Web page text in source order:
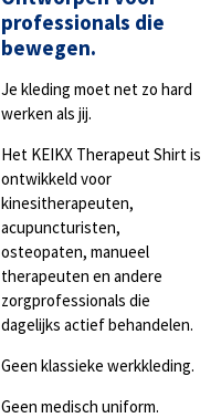
professionals die
bewegen.
Je kleding moet net zo hard
werken als jij.
Het KEIKX Therapeut Shirt is
ontwikkeld voor
kinesitherapeuten,
acupuncturisten,
osteopaten, manueel
therapeuten en andere
zorgprofessionals die
dagelijks actief behandelen.
Geen klassieke werkkleding.
Geen medisch uniform.